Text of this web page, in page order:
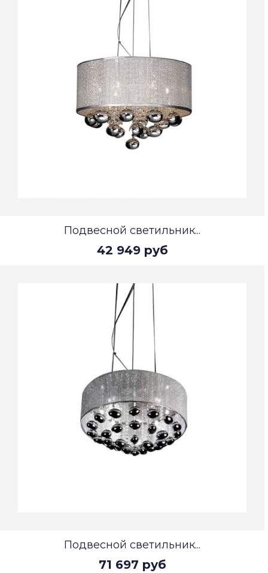
Подвесной светильник...
42 949 руб
Подвесной светильник...
71 697 руб